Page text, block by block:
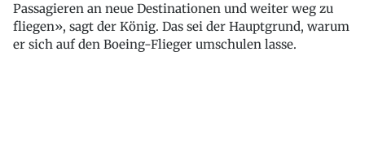
Passagieren an neue Destinationen und weiter weg zu
fliegen», sagt der König. Das sei der Hauptgrund, warum
er sich auf den Boeing-Flieger umschulen lasse.